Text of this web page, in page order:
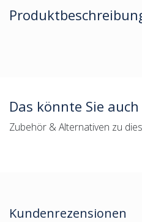
Das könnte Sie
Zubehör & Alternativen zu
Kundenrezensionen